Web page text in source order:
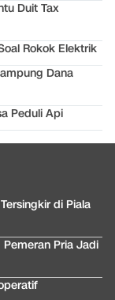
Duit Tax
Rokok Elektrik
Dana
Peduli Api
di Piala
Pria Jadi